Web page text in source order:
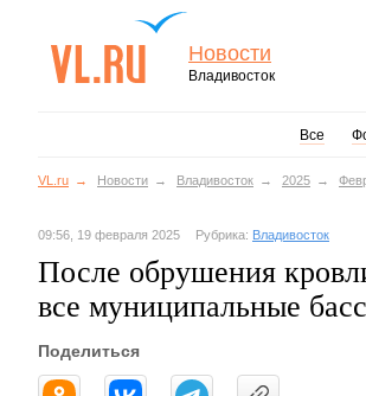
Новости
Владивосток
Все
VL.ru Новости Владивосток 2025
09:56, 19 февраля 2025 Рубрика: Владивосток
После обрушения
все муниципальные
Поделиться